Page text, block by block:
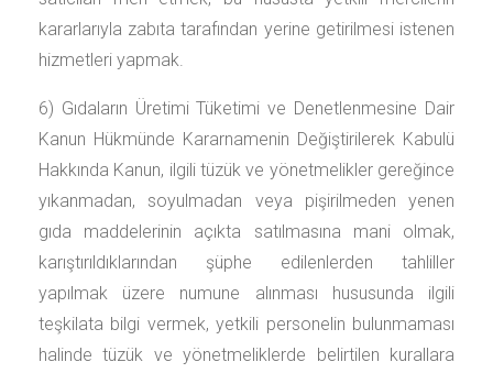
kararlarıyla zabıta tarafından yerine getirilmesi istenen
hizmetleri yapmak.
6) Gıdaların Üretimi Tüketimi ve Denetlenmesine Dair
Kanun Hükmünde Kararnamenin Değiştirilerek Kabulü
Hakkında Kanun, ilgili tüzük ve yönetmelikler gereğince
yıkanmadan, soyulmadan veya pişirilmeden yenen
gıda maddelerinin açıkta satılmasına mani olmak,
karıştırıldıklarından şüphe edilenlerden tahliller
yapılmak üzere numune alınması hususunda ilgili
teşkilata bilgi vermek, yetkili personelin bulunmaması
halinde tüzük ve yönetmeliklerde belirtilen kurallara